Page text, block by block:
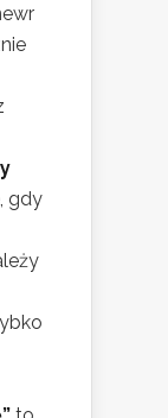
gdy